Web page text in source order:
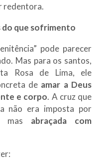
redentora.
do que sofrimento
pode parecer
Mas para os santos,
Rosa de Lima, ele
de amar a Deus
e corpo. A cruz que
não era imposta por
mas abraçada com